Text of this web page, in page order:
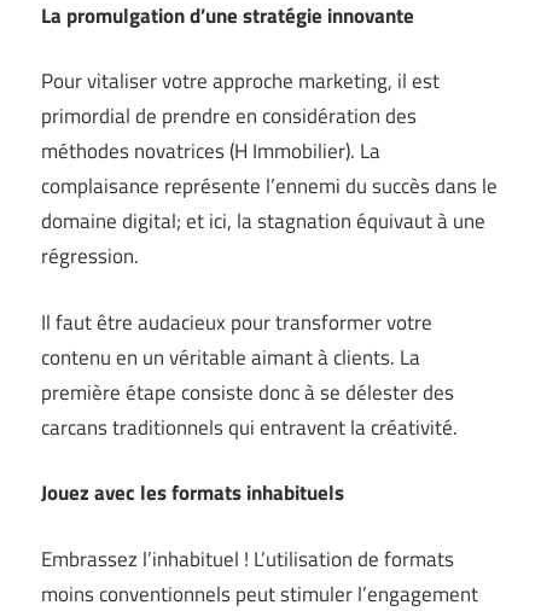
La promulgation d’une stratégie innovante
Pour vitaliser votre approche marketing, il est
primordial de prendre en considération des
méthodes novatrices (H Immobilier). La
complaisance représente l’ennemi du succès dans le
domaine digital; et ici, la stagnation équivaut à une
régression.
Il faut être audacieux pour transformer votre
contenu en un véritable aimant à clients. La
première étape consiste donc à se délester des
carcans traditionnels qui entravent la créativité.
Jouez avec les formats inhabituels
Embrassez l’inhabituel ! L’utilisation de formats
moins conventionnels peut stimuler l’engagement